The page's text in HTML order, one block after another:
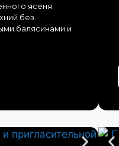
ясеня.
без.
балясинами и